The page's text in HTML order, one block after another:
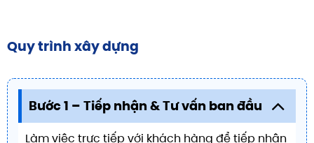
Quy trình xây dựng
Bước 1 – Tiếp nhận & Tư vấn ban đầu
Làm việc trực tiếp với khách hàng để tiếp nhận